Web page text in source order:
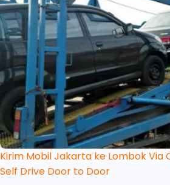
Kirim Mobil Jakarta ke Lombok Via
Self Drive Door to Door